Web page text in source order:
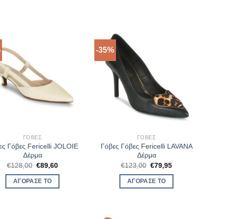
ΓΌΒΕΣ
Γόβες Fericelli JOLOIE
Δέρμα
€128,00 Original
was:
€128,00.
€89,60Η
ΑΓΌΡΑΣΈ ΤΟ
-35%
ΓΌΒΕΣ
Γόβες Γόβες Fericelli LAVANA
Δέρμα
€123,00 Original
was:
€123,00.
€79,95Η
ΑΓΌΡΑΣΈ ΤΟ